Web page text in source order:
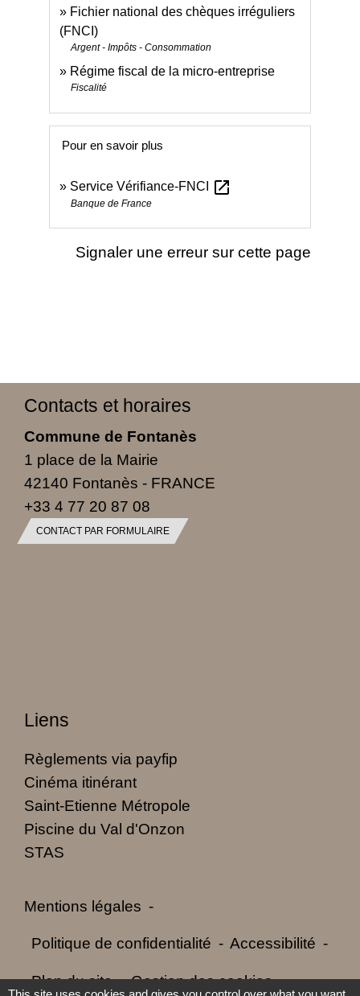
Fichier national des chèques irréguliers
(FNCI)
Argent - Impôts - Consommation
Régime fiscal de la micro-entreprise
Fiscalité
Pour en savoir plus
Service Vérifiance-FNCI open_in_new
Banque de France
Signaler une erreur sur cette page
Contacts et horaires
Commune de Fontanès
1 place de la Mairie
42140 Fontanès - FRANCE
+33 4 77 20 87 08
CONTACT PAR FORMULAIRE
Liens
Règlements via payfip
Cinéma itinérant
Saint-Etienne Métropole
Piscine du Val d'Onzon
STAS
Mentions légales -
Politique de confidentialité - Accessibilité -
Plan du site - Gestion des cookies